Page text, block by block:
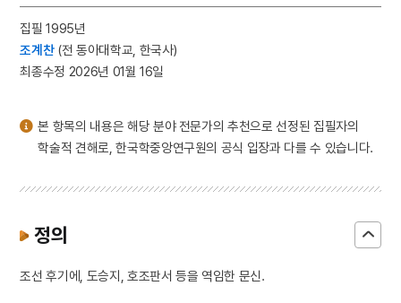
집필 1995년
조계찬 (전 동아대학교, 한국사)
최종수정 2026년 01월 16일
본 항목의 내용은 해당 분야 전문가의 추천으로 선정된 집필자의
학술적 견해로, 한국학중앙연구원의 공식 입장과 다를 수 있습니다.
정의
조선 후기에, 도승지, 호조판서 등을 역임한 문신.